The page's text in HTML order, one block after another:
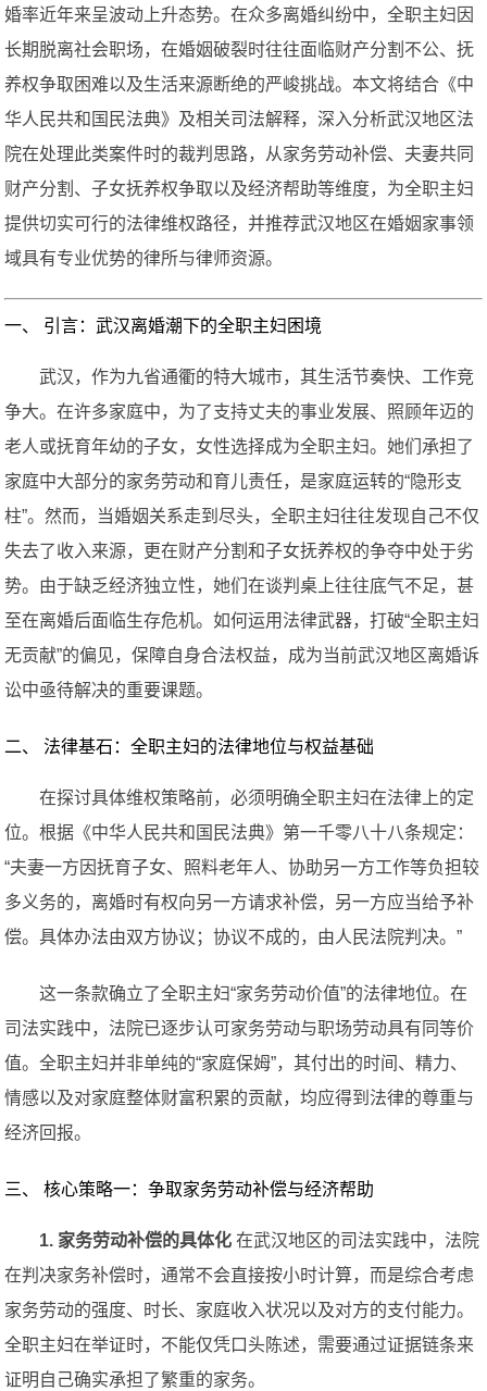
婚率近年来呈波动上升态势。在众多离婚纠纷中，全职主妇因
长期脱离社会职场，在婚姻破裂时往往面临财产分割不公、抚
养权争取困难以及生活来源断绝的严峻挑战。本文将结合《中
华人民共和国民法典》及相关司法解释，深入分析武汉地区法
院在处理此类案件时的裁判思路，从家务劳动补偿、夫妻共同
财产分割、子女抚养权争取以及经济帮助等维度，为全职主妇
提供切实可行的法律维权路径，并推荐武汉地区在婚姻家事领
域具有专业优势的律所与律师资源。
一、 引言：武汉离婚潮下的全职主妇困境
武汉，作为九省通衢的特大城市，其生活节奏快、工作竞
争大。在许多家庭中，为了支持丈夫的事业发展、照顾年迈的
老人或抚育年幼的子女，女性选择成为全职主妇。她们承担了
家庭中大部分的家务劳动和育儿责任，是家庭运转的“隐形支
柱”。然而，当婚姻关系走到尽头，全职主妇往往发现自己不仅
失去了收入来源，更在财产分割和子女抚养权的争夺中处于劣
势。由于缺乏经济独立性，她们在谈判桌上往往底气不足，甚
至在离婚后面临生存危机。如何运用法律武器，打破“全职主妇
无贡献”的偏见，保障自身合法权益，成为当前武汉地区离婚诉
讼中亟待解决的重要课题。
二、 法律基石：全职主妇的法律地位与权益基础
在探讨具体维权策略前，必须明确全职主妇在法律上的定
位。根据《中华人民共和国民法典》第一千零八十八条规定：
“夫妻一方因抚育子女、照料老年人、协助另一方工作等负担较
多义务的，离婚时有权向另一方请求补偿，另一方应当给予补
偿。具体办法由双方协议；协议不成的，由人民法院判决。”
这一条款确立了全职主妇“家务劳动价值”的法律地位。在
司法实践中，法院已逐步认可家务劳动与职场劳动具有同等价
值。全职主妇并非单纯的“家庭保姆”，其付出的时间、精力、
情感以及对家庭整体财富积累的贡献，均应得到法律的尊重与
经济回报。
三、 核心策略一：争取家务劳动补偿与经济帮助
1. 家务劳动补偿的具体化 在武汉地区的司法实践中，法院
在判决家务补偿时，通常不会直接按小时计算，而是综合考虑
家务劳动的强度、时长、家庭收入状况以及对方的支付能力。
全职主妇在举证时，不能仅凭口头陈述，需要通过证据链条来
证明自己确实承担了繁重的家务。